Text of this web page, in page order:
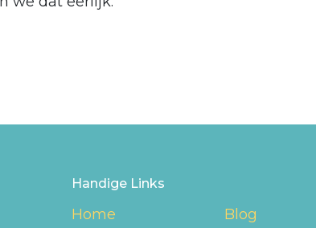
Handige Links
Home
Blog